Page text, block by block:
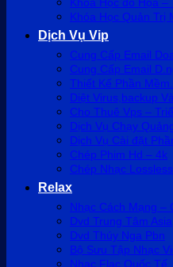
Khóa Học Quản Trị
Dịch Vụ Vip
Cung Cấp Email
Cung Cấp Email
Thiết Kế Phần Mềm.
Diệt Virus,backup
Cho Thuê Vps –
Dịch Vụ Chạy
Dịch Vụ Cài đặt
Chép Phim Hd – 4k
Chép Nhạc
Relax
Nhạc Cách Mạng –
Dvd Trung Tâm Asia
Dvd Thúy Nga Pbn
Bộ Sưu Tập Nhạc
Nhạc Flac Quốc Tế